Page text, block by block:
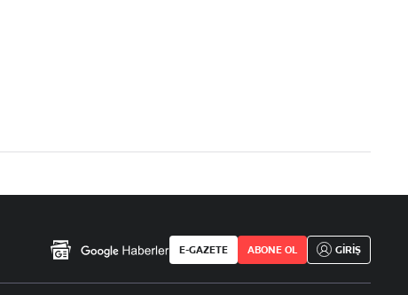
E-GAZETE ABONE OL GİRİŞ